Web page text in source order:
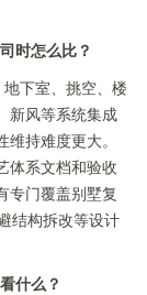
时怎么比？
下室、挑空、楼
新风等系统集成
持难度更大。
体系文档和验收
专门覆盖别墅复
结构拆改等设计
什么？